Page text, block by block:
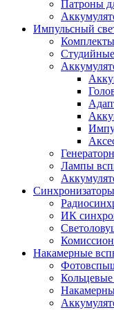
Патроны
Импульсный
Комплекты
Лампы
ИК
Накамерные